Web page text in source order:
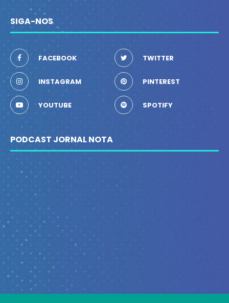
SIGA-NOS
FACEBOOK TWITTER
INSTAGRAM PINTEREST
YOUTUBE SPOTIFY
PODCAST JORNAL NOTA